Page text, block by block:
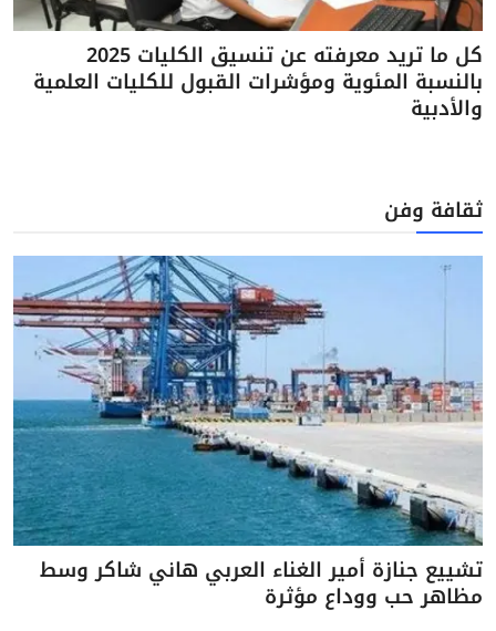
كل ما تريد معرفته عن تنسيق الكليات 2025
بالنسبة المئوية ومؤشرات القبول للكليات العلمية
والأدبية
ثقافة وفن
تشييع جنازة أمير الغناء العربي هاني شاكر وسط
مظاهر حب ووداع مؤثرة